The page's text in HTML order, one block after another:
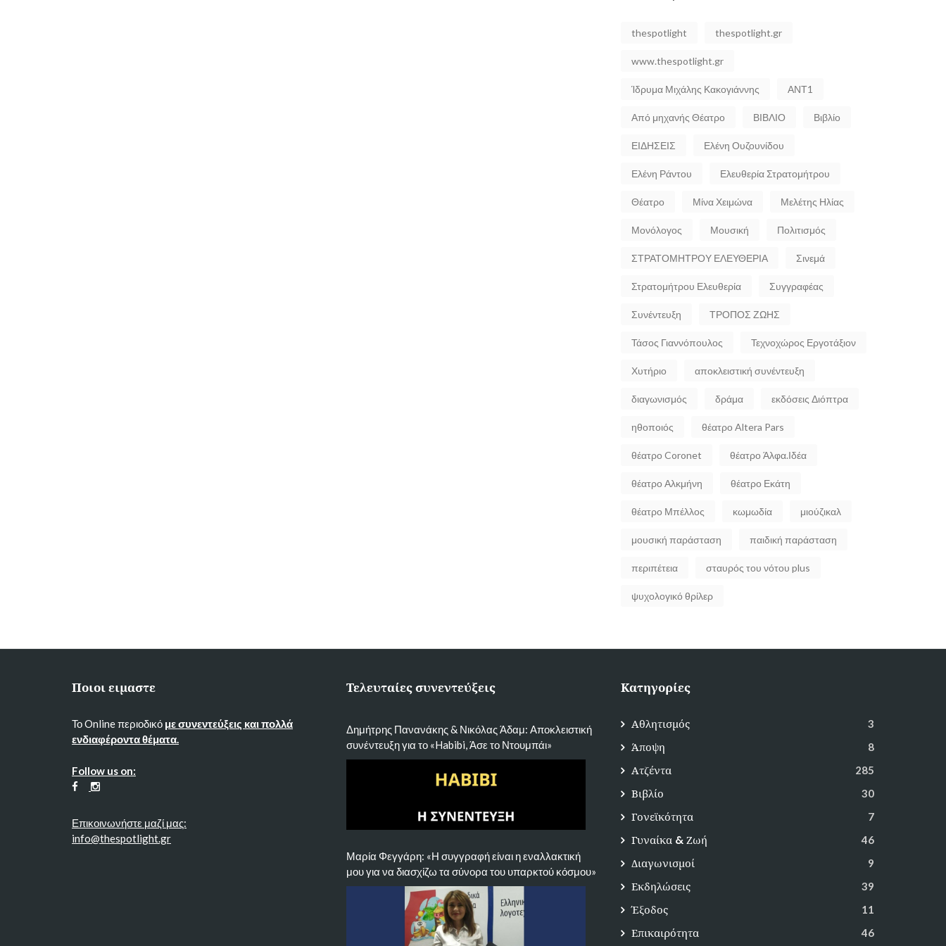
thespotlight thespotlight.gr
www.thespotlight.gr
Ίδρυμα Μιχάλης Κακογιάννης ΑΝΤ1
Από μηχανής Θέατρο ΒΙΒΛΙΟ Βιβλίο
ΕΙΔΗΣΕΙΣ Ελένη Ουζουνίδου
Ελένη Ράντου Ελευθερία Στρατομήτρου
Θέατρο Μίνα Χειμώνα Μελέτης Ηλίας
Μονόλογος Μουσική Πολιτισμός
ΣΤΡΑΤΟΜΗΤΡΟΥ ΕΛΕΥΘΕΡΙΑ Σινεμά
Στρατομήτρου Ελευθερία Συγγραφέας
Συνέντευξη ΤΡΟΠΟΣ ΖΩΗΣ
Τάσος Γιαννόπουλος Τεχνοχώρος Εργοτάξιον
Χυτήριο αποκλειστική συνέντευξη
διαγωνισμός δράμα εκδόσεις Διόπτρα
ηθοποιός θέατρο Altera Pars
θέατρο Coronet θέατρο Άλφα.Ιδέα
θέατρο Αλκμήνη θέατρο Εκάτη
θέατρο Μπέλλος κωμωδία μιούζικαλ
μουσική παράσταση παιδική παράσταση
περιπέτεια σταυρός του νότου plus
ψυχολογικό θρίλερ
Ποιοι ειμαστε
Το Online περιοδικό με συνεντεύξεις και πολλά
ενδιαφέροντα θέματα.
Follow us on:
Επικοινωνήστε μαζί μας:
info@thespotlight.gr
Τελευταίες συνεντεύξεις
Δημήτρης Πανανάκης & Νικόλας Άδαμ: Αποκλειστική
συνέντευξη για το «Habibi, Άσε το Ντουμπάι»
Μαρία Φεγγάρη: «Η συγγραφή είναι η εναλλακτική
μου για να διασχίζω τα σύνορα του υπαρκτού κόσμου»
Κατηγορίες
Αθλητισμός 3
Άποψη 8
Ατζέντα 285
Βιβλίο 30
Γονεϊκότητα 7
Γυναίκα & Ζωή 46
Διαγωνισμοί 9
Εκδηλώσεις 39
Έξοδος 11
Επικαιρότητα 46